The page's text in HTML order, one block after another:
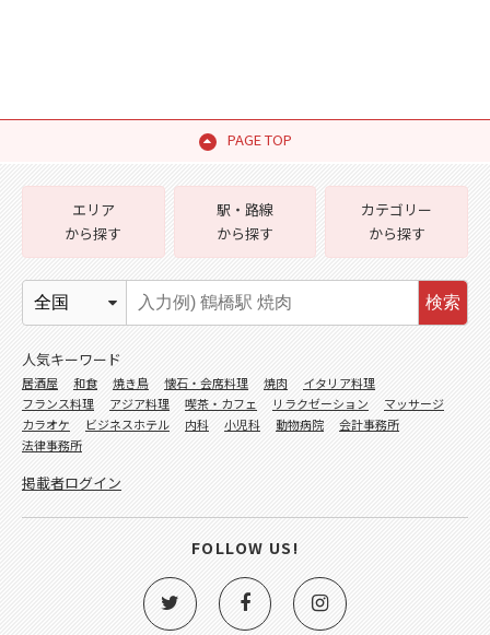
PAGE TOP
エリア
から探す
駅・路線
から探す
カテゴリー
から探す
検索
人気キーワード
居酒屋 和食 焼き鳥 懐石・会席料理 焼肉
イタリア料理
フランス料理
アジア料理 喫茶・カフェ リラクゼーション
マッサージ
カラオケ
ビジネスホテル 内科 小児科 動物病院
会計事務所
法律事務所
掲載者ログイン
FOLLOW US!